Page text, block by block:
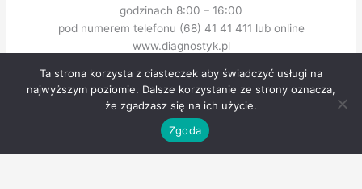
godzinach 8:00 – 16:00
pod numerem telefonu (68) 41 41 411 lub online
www.diagnostyk.pl
Następny Wpis→
Ta strona korzysta z ciasteczek aby świadczyć usługi na
najwyższym poziomie. Dalsze korzystanie ze strony oznacza,
że zgadzasz się na ich użycie.
Zgoda